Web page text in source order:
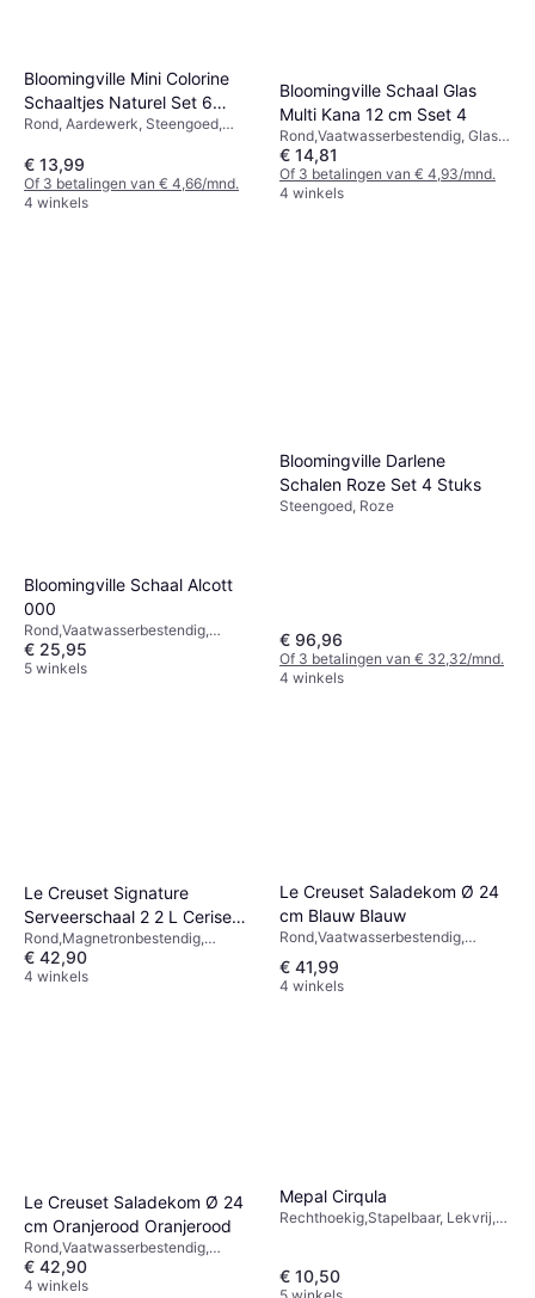
Bloomingville Mini Colorine
Schaaltjes Naturel Set 6
Stuks 12 cm
Rond, Aardewerk, Steengoed,
Multikleur
€ 13,99
Of 3 betalingen van € 4,66/mnd.
4 winkels
Bloomingville Schaal Glas
Multi Kana 12 cm Sset 4
Rond,Vaatwasserbestendig, Glas,
Roze, Multikleur
€ 14,81
Of 3 betalingen van € 4,93/mnd.
4 winkels
Bloomingville Schaal Alcott
000
Rond,Vaatwasserbestendig,
Keramiek, Bruin, Natuurlijk
€ 25,95
5 winkels
Bloomingville Darlene
Schalen Roze Set 4 Stuks
Steengoed, Roze
€ 96,96
Of 3 betalingen van € 32,32/mnd.
4 winkels
Le Creuset Signature
Serveerschaal 2 2 L Cerise
Rood
Rond,Magnetronbestendig,
Vriezerbestendig,
Vaatwasserbestendig, Stapelbaar,
€ 42,90
4 winkels
Le Creuset Saladekom Ø 24
cm Blauw Blauw
Rond,Vaatwasserbestendig,
Vriezerbestendig, Steengoed,
Blauw
€ 41,99
4 winkels
Le Creuset Saladekom Ø 24
cm Oranjerood Oranjerood
Rond,Vaatwasserbestendig,
Magnetronbestendig,
Vriezerbestendig, Steengoed,
€ 42,90
4 winkels
Mepal Cirqula
Rechthoekig,Stapelbaar, Lekvrij,
Vaatwasserbestendig, Plastic, Wit
€ 10,50